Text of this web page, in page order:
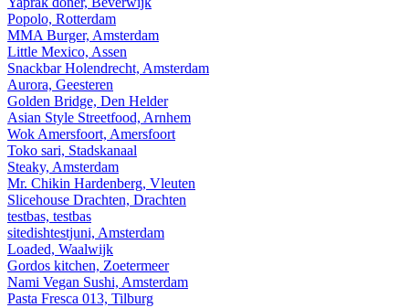
Popolo, Rotterdam
MMA Burger, Amsterdam
Little Mexico, Assen
Snackbar Holendrecht, Amsterdam
Aurora, Geesteren
Golden Bridge, Den Helder
Asian Style Streetfood, Arnhem
Wok Amersfoort, Amersfoort
Toko sari, Stadskanaal
Steaky, Amsterdam
Mr. Chikin Hardenberg, Vleuten
Slicehouse Drachten, Drachten
testbas, testbas
sitedishtestjuni, Amsterdam
Loaded, Waalwijk
Gordos kitchen, Zoetermeer
Nami Vegan Sushi, Amsterdam
Pasta Fresca 013, Tilburg